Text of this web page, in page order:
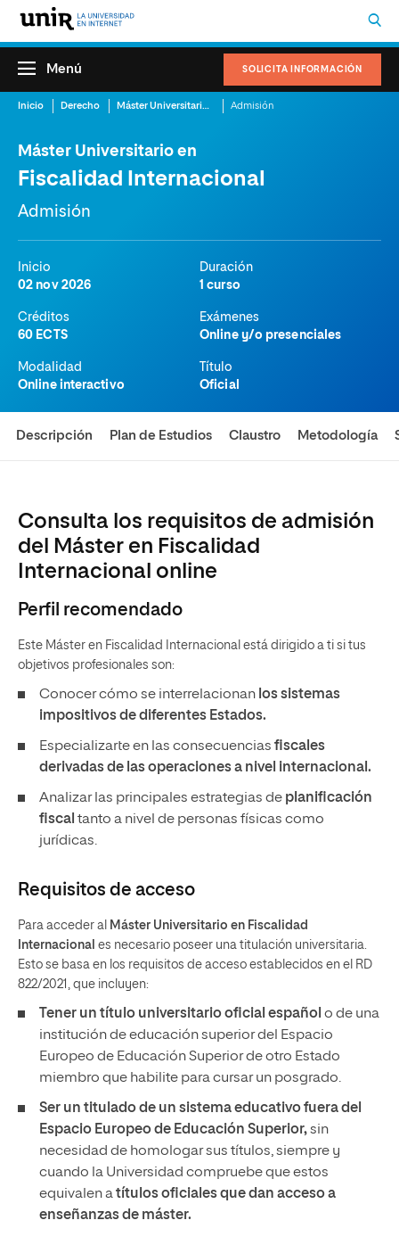
SOLICITA INFORMACIÓN
Menú
Inicio Derecho Máster Universitario en Fiscalidad Internacional Admisión
Máster Universitario en
Fiscalidad Internacional
Admisión
Inicio
02 nov 2026
Duración
1 curso
Créditos
60 ECTS
Exámenes
Online y/o presenciales
Modalidad
Online interactivo
Título
Oficial
Descripción Plan de Estudios Claustro Metodología
Consulta los requisitos de admisión
del Máster en Fiscalidad
Internacional online
Perfil recomendado
Este Máster en Fiscalidad Internacional está dirigido a ti si tus
objetivos profesionales son:
Conocer cómo se interrelacionan los sistemas
impositivos de diferentes Estados.
Especializarte en las consecuencias fiscales
derivadas de las operaciones a nivel internacional.
Analizar las principales estrategias de planificación
fiscal tanto a nivel de personas físicas como
jurídicas.
Requisitos de acceso
Para acceder al Máster Universitario en Fiscalidad
Internacional es necesario poseer una titulación universitaria.
Esto se basa en los requisitos de acceso establecidos en el RD
822/2021, que incluyen:
Tener un título universitario oficial español o de una
institución de educación superior del Espacio
Europeo de Educación Superior de otro Estado
miembro que habilite para cursar un posgrado.
Ser un titulado de un sistema educativo fuera del
Espacio Europeo de Educación Superior,sin
necesidad de homologar sus títulos, siempre y
cuando la Universidad compruebe que estos
equivalen atítulos oficiales que dan acceso a
enseñanzas de máster.